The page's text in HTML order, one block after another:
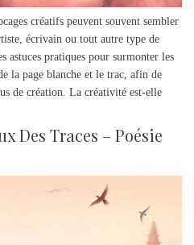
créatifs peuvent souvent sembler
écrivain ou tout autre type de
astuces pratiques pour surmonter les
la page blanche et le trac, afin de
de création. La créativité est-elle
Des Traces – Poésie